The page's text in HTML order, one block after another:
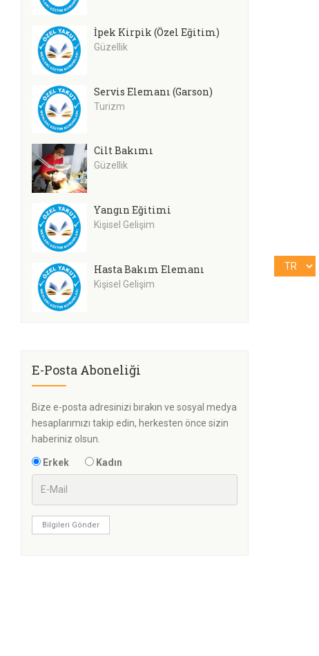
İpek Kirpik (Özel Eğitim)
Güzellik
Servis Elemanı (Garson)
Turizm
Cilt Bakımı
Güzellik
Yangın Eğitimi
Kişisel Gelişim
Hasta Bakım Elemanı
Kişisel Gelişim
E-Posta Aboneliği
Bize e-posta adresinizi bırakın ve sosyal medya
hesaplarımızı takip edin, herkesten önce sizin
haberiniz olsun.
Erkek Kadın
Bilgileri Gönder